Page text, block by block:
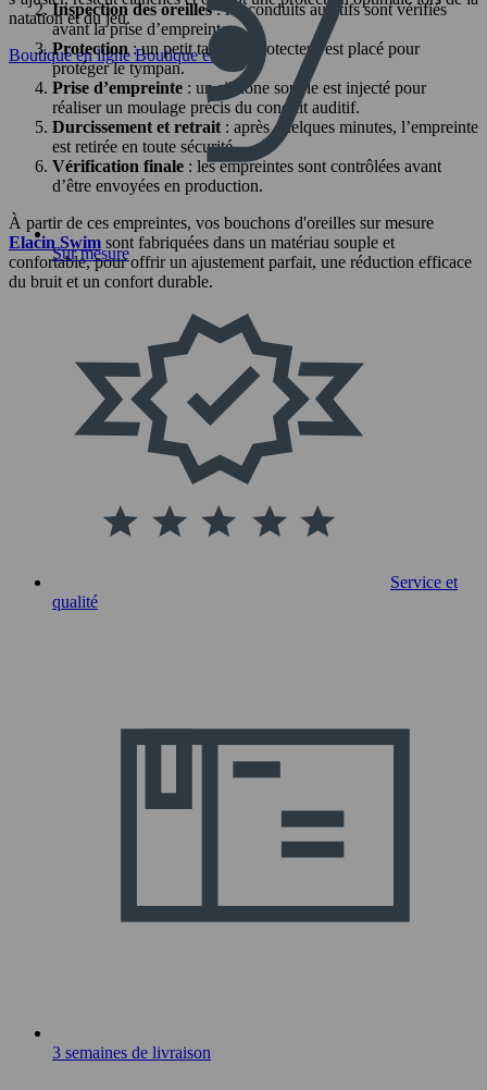
natation et du jeu.
Boutique en ligne Boutique en ligne
Inspection des oreilles: les conduits auditifs sont vérifiés
avant la prise d’empreinte.
Protection: un petit tampon protecteur est placé pour
protéger le tympan.
Prise d’empreinte : un silicone souple est injecté pour
réaliser un moulage précis du conduit auditif.
Durcissement et retrait : après quelques minutes, l’empreinte
est retirée en toute sécurité.
Vérification finale : les empreintes sont contrôlées avant
d’être envoyées en production.
À partir de ces empreintes, vos bouchons d'oreilles sur mesure
Elacin Swim sont fabriquées dans un matériau souple et
confortable, pour offrir un ajustement parfait, une réduction efficace
du bruit et un confort durable.
Sur mesure
Service et
qualité
3 semaines de livraison